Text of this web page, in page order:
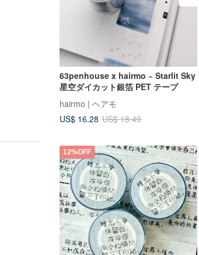
63penhouse x hairmo ~ Starlit Sky
星空ダイカット銀箔 PET テープ
hairmo | ヘアモ
US$ 16.28 US$ 18.49
12%OFF